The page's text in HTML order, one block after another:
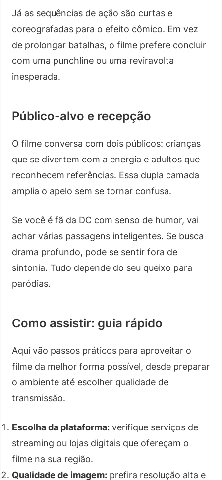
Já as sequências de ação são curtas e
coreografadas para o efeito cômico. Em vez
de prolongar batalhas, o filme prefere concluir
com uma punchline ou uma reviravolta
inesperada.
Público-alvo e recepção
O filme conversa com dois públicos: crianças
que se divertem com a energia e adultos que
reconhecem referências. Essa dupla camada
amplia o apelo sem se tornar confusa.
Se você é fã da DC com senso de humor, vai
achar várias passagens inteligentes. Se busca
drama profundo, pode se sentir fora de
sintonia. Tudo depende do seu queixo para
paródias.
Como assistir: guia rápido
Aqui vão passos práticos para aproveitar o
filme da melhor forma possível, desde preparar
o ambiente até escolher qualidade de
transmissão.
Escolha da plataforma: verifique serviços de
streaming ou lojas digitais que ofereçam o
filme na sua região.
Qualidade de imagem: prefira resolução alta e